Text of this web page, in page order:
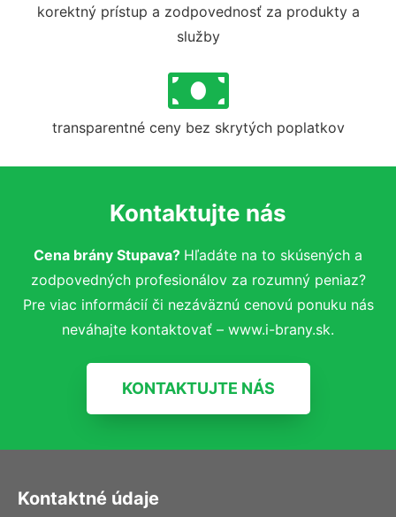
korektný prístup a zodpovednosť za produkty a
služby
transparentné ceny bez skrytých poplatkov
Kontaktujte nás
Cena brány Stupava? Hľadáte na to skúsených a
zodpovedných profesionálov za rozumný peniaz?
Pre viac informácií či nezáväznú cenovú ponuku nás
neváhajte kontaktovať – www.i-brany.sk.
KONTAKTUJTE NÁS
Kontaktné údaje